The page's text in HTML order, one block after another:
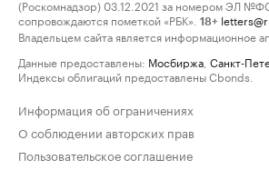
(Роскомнадзор) 03.12.2021 за номером ЭЛ
сопровождаются пометкой «РБК».
18+
Владельцем сайта является информационное
Данные предоставлены: Мосбиржа Санкт-
Индексы облигаций предоставлены Cbonds.
Информация об ограничениях
О соблюдении авторских прав
Пользовательское соглашение